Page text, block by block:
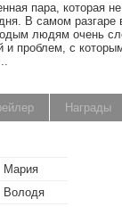
пара, которая
В самом разгаре
людям очень
и проблем, с
Награды
Мария
Володя